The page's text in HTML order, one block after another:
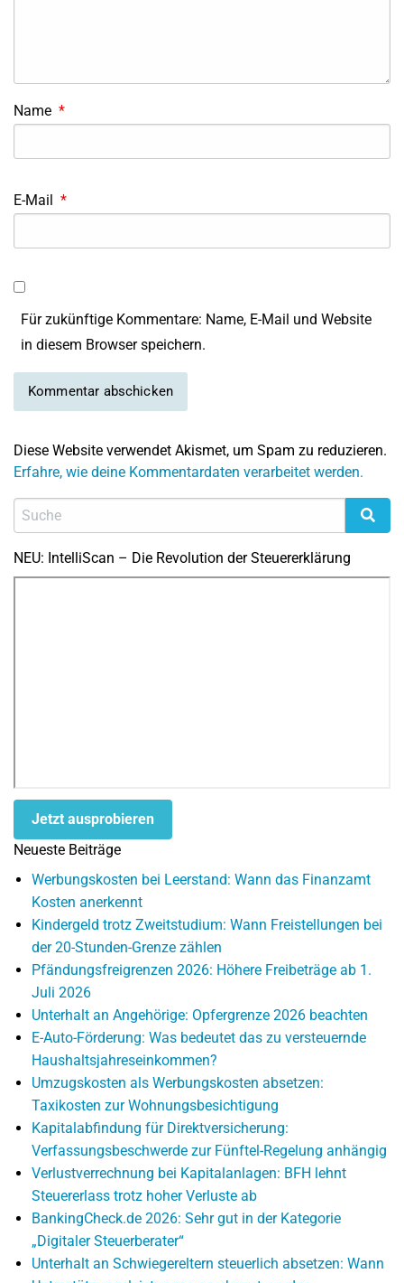
Name *
E-Mail *
Für zukünftige Kommentare: Name, E-Mail und Website
in diesem Browser speichern.
Diese Website verwendet Akismet, um Spam zu reduzieren.
Erfahre, wie deine Kommentardaten verarbeitet werden.
NEU: IntelliScan – Die Revolution der Steuererklärung
Jetzt ausprobieren
Neueste Beiträge
Werbungskosten bei Leerstand: Wann das Finanzamt
Kosten anerkennt
Kindergeld trotz Zweitstudium: Wann Freistellungen bei
der 20-Stunden-Grenze zählen
Pfändungsfreigrenzen 2026: Höhere Freibeträge ab 1.
Juli 2026
Unterhalt an Angehörige: Opfergrenze 2026 beachten
E-Auto-Förderung: Was bedeutet das zu versteuernde
Haushaltsjahreseinkommen?
Umzugskosten als Werbungskosten absetzen:
Taxikosten zur Wohnungsbesichtigung
Kapitalabfindung für Direktversicherung:
Verfassungsbeschwerde zur Fünftel-Regelung anhängig
Verlustverrechnung bei Kapitalanlagen: BFH lehnt
Steuererlass trotz hoher Verluste ab
BankingCheck.de 2026: Sehr gut in der Kategorie
„Digitaler Steuerberater“
Unterhalt an Schwiegereltern steuerlich absetzen: Wann